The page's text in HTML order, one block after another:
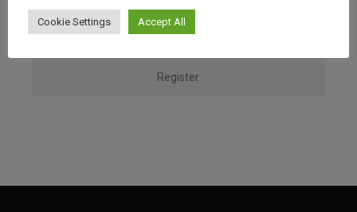
cours de votre visite du site web, gérer l’accès à votre compte, et pour
d’autres raisons décrites dans notre
Register
Cookie Settings Accept All